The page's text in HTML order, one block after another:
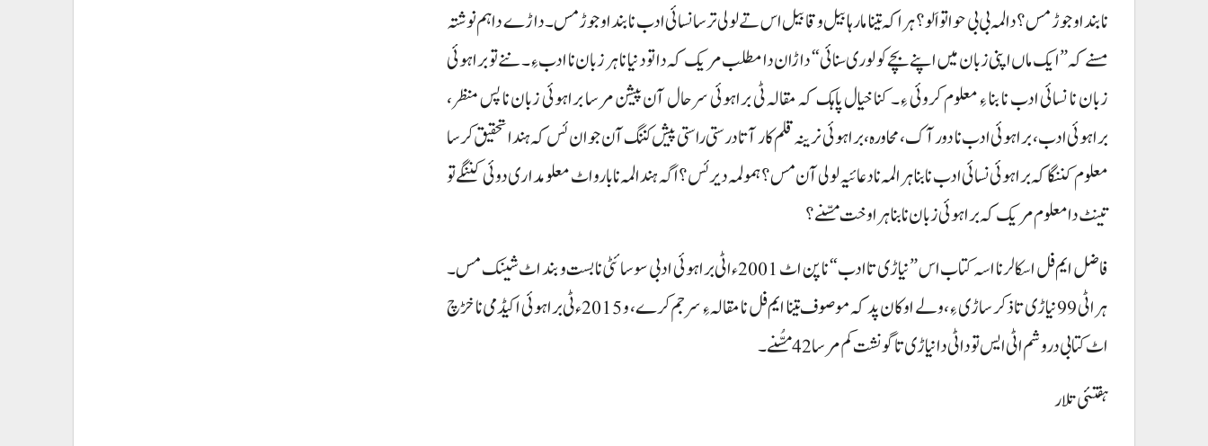
نا بنداو جوڑ مس؟ دا لمہ بی بی حوا تو اَلو؟ ہرا کہ تینا مار ہابیل و قابیل اس تے لولی ترسا نسائی ادب نا بنداو جوڑ مس۔ داڑے دا ہم نوشتہ
مسنے کہ ”ایک ماں اپنی زبان میں اپنے بچے کو لوری سنائی“ داڑان دا مطلب مریک کہ دا تو دنیا نا ہر زبان نا ادب ءِ۔ ننے تو براہوئی
زبان نا نسائی ادب نا بنا ءِ معلوم کروئی ءِ۔ کنا خیال پاہک کہ مقالہ ٹی براہوئی سرحال آن پیشن مرسا براہوئی زبان نا پس منظر،
براہوئی ادب، براہوئی ادب نا دور آک، محاورہ، براہوئی نرینہ قلم کار آتا درستی راستی پیش کننگ آن جوان ئس کہ ہندا تحقیق کرسا
معلوم کننگاکہ براہوئی نسائی ادب نا بنا ہرا لمہ نا دعائیہ لولی آن مس؟ ہمو لمہ دیر ئس؟ اگہ ہندا لمہ نا بارو اٹ معلومداری دوئی کننگے تو
تینٹ دا معلوم مریک کہ براہوئی زبان نا بنا ہرا وخت مسّنے؟
فاضل ایم فل اسکالر نا اسہ کتاب اس ”نیاڑی تا ادب“ نا پن اٹ 2001ءاٹی براہوئی ادبی سوسائٹی نا بست و بند اٹ شینک مس۔
ہراٹی 99 نیاڑی تا ذکر ساڑی ءِ، ولے اوکان پد کہ موصوف تینا ایم فل نا مقالہ ءِ سرجم کرے، و 2015ءٹی براہوئی اکیڈمی نا خڑچ
اٹ کتابی دروشم اٹی ایس تو دا ٹی دا نیاڑی تا گونشت کم مرسا 42 مسُّنے۔
ہفتئی تلار